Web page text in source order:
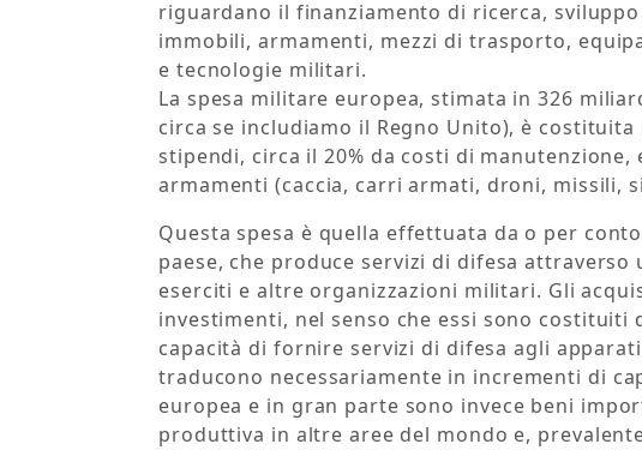
riguardano il finanziamento di ricerca,
immobili, armamenti, mezzi di trasporto,
e tecnologie militari.
La spesa militare europea, stimata in 326
circa se includiamo il Regno Unito), è
stipendi, circa il 20% da costi di manutenzione,
armamenti (caccia, carri armati, droni, missili,
Questa spesa è quella effettuata da o per
paese, che produce servizi di difesa
eserciti e altre organizzazioni militari. Gli
investimenti, nel senso che essi sono costituiti
capacità di fornire servizi di difesa agli
traducono necessariamente in incrementi di
europea e in gran parte sono invece beni
produttiva in altre aree del mondo e,